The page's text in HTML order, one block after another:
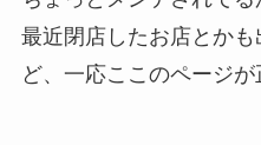
最近閉店したお店とか
ど、一応ここのページが